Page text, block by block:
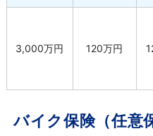
3,000万円 120万円
バイク保険（任意